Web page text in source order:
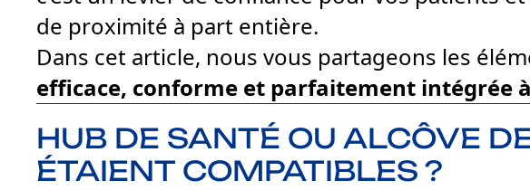
de proximité à part entière.
Dans cet article, nous vous partageons les
efficace, conforme et parfaitement intégrée
HUB DE SANTÉ OU ALCÔVE
ÉTAIENT COMPATIBLES ?